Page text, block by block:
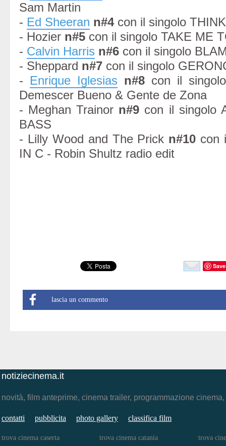
Sam Martin
- Ed Sheeran n#4con il singolo
- Hozier n#5 con il singolo TAKE ME
- Calvin Harris n#6 con il singolo
- Sheppard n#7 con il singolo
- Enrique Iglesias n#8 con il
Demescer Bueno & Gente de Zona
- Meghan Trainor n#9 con il singolo
BASS
- Lilly Wood and The Prick n#10 con
IN C - Robin Shultz radio edit
Save
lascia un commento
notiziecinema.it
novità, film anteprime, cinema trailer, programmazione
contatti pubblicita photo gallery classifica film
trova cinema caserta trova cinema catania trova